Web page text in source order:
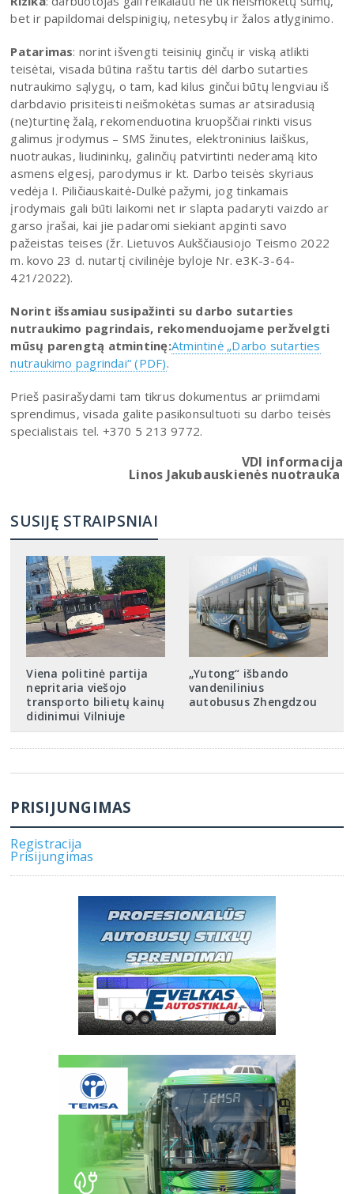
bet ir papildomai delspinigių, netesybų ir žalos atlyginimo.
Patarimas: norint išvengti teisinių ginčų ir viską atlikti
teisėtai, visada būtina raštu tartis dėl darbo sutarties
nutraukimo sąlygų, o tam, kad kilus ginčui būtų lengviau iš
darbdavio prisiteisti neišmokėtas sumas ar atsiradusią
(ne)turtinę žalą, rekomenduotina kruopščiai rinkti visus
galimus įrodymus – SMS žinutes, elektroninius laiškus,
nuotraukas, liudininkų, galinčių patvirtinti nederamą kito
asmens elgesį, parodymus ir kt. Darbo teisės skyriaus
vedėja I. Piličiauskaitė-Dulkė pažymi, jog tinkamais
įrodymais gali būti laikomi net ir slapta padaryti vaizdo ar
garso įrašai, kai jie padaromi siekiant apginti savo
pažeistas teises (žr. Lietuvos Aukščiausiojo Teismo 2022
m. kovo 23 d. nutartį civilinėje byloje Nr. e3K-3-64-
421/2022).
Norint išsamiau susipažinti su darbo sutarties
nutraukimo pagrindais, rekomenduojame peržvelgti
mūsų parengtą atmintinę:Atmintinė „Darbo sutarties
nutraukimo pagrindai“ (PDF).
Prieš pasirašydami tam tikrus dokumentus ar priimdami
sprendimus, visada galite pasikonsultuoti su darbo teisės
specialistais tel. +370 5 213 9772.
VDI informacija
Linos Jakubauskienės nuotrauka
SUSIJĘ STRAIPSNIAI
Viena politinė partija
nepritaria viešojo
transporto bilietų kainų
didinimui Vilniuje
„Yutong“ išbando
vandenilinius
autobusus Zhengdzou
PRISIJUNGIMAS
Registracija
Prisijungimas